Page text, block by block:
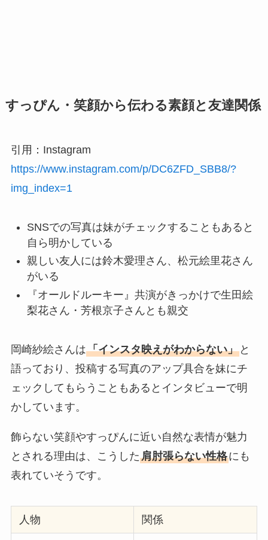
すっぴん・笑顔から伝わる素顔と友達関係
引用：Instagram
https://www.instagram.com/p/DC6ZFD_SBB8/?
img_index=1
SNSでの写真は妹がチェックすることもあると
自ら明かしている
親しい友人には鈴木愛理さん、松元絵里花さん
がいる
『オールドルーキー』共演がきっかけで生田絵
梨花さん・芳根京子さんとも親交
岡崎紗絵さんは「インスタ映えがわからない」と
語っており、投稿する写真のアップ具合を妹にチ
ェックしてもらうこともあるとインタビューで明
かしています。
飾らない笑顔やすっぴんに近い自然な表情が魅力
とされる理由は、こうした肩肘張らない性格にも
表れていそうです。
人物 関係